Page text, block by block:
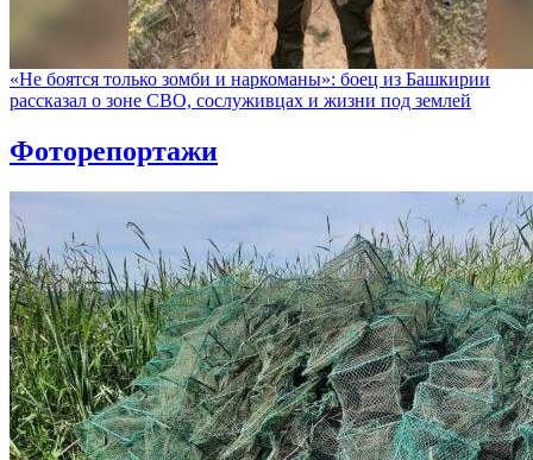
«Не боятся только зомби и наркоманы»: боец из Башкирии
рассказал о зоне СВО, сослуживцах и жизни под землей
Фоторепортажи